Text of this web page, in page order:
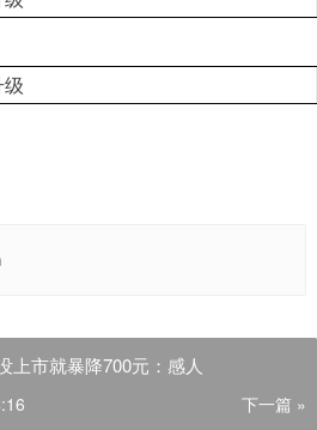
上市就暴降700元：感人
下一篇 »